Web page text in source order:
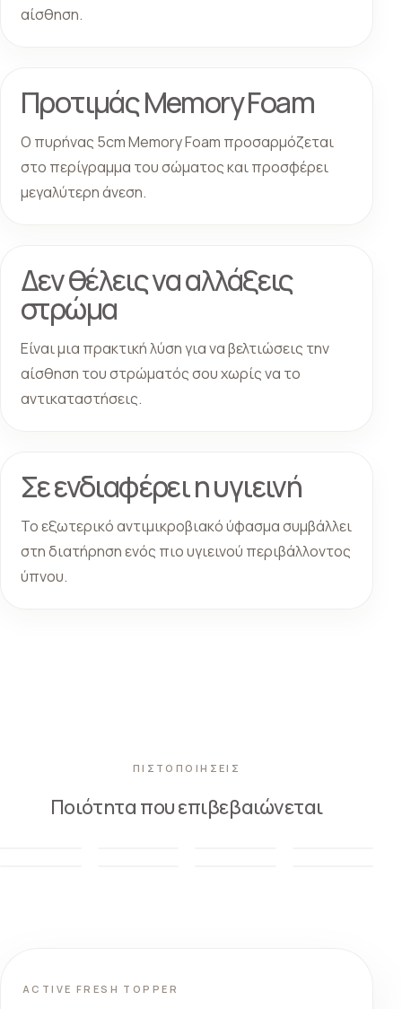
αίσθηση.
Προτιμάς Memory Foam
Ο πυρήνας 5cm Memory Foam προσαρμόζεται
στο περίγραμμα του σώματος και προσφέρει
μεγαλύτερη άνεση.
Δεν θέλεις να αλλάξεις
στρώμα
Είναι μια πρακτική λύση για να βελτιώσεις την
αίσθηση του στρώματός σου χωρίς να το
αντικαταστήσεις.
Σε ενδιαφέρει η υγιεινή
Το εξωτερικό αντιμικροβιακό ύφασμα συμβάλλει
στη διατήρηση ενός πιο υγιεινού περιβάλλοντος
ύπνου.
ΠΙΣΤΟΠΟΙΗΣΕΙΣ
Ποιότητα που επιβεβαιώνεται
ACTIVE FRESH TOPPER